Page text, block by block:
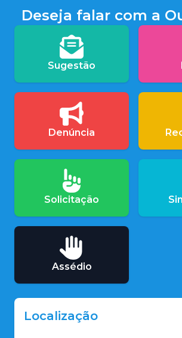
Deseja falar com a
Sugestão
Denúncia
Solicitação
Assédio
Localização